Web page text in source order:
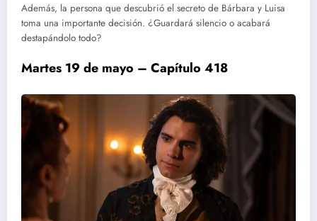
Además, la persona que descubrió el secreto de Bárbara y Luisa
toma una importante decisión. ¿Guardará silencio o acabará
destapándolo todo?
Martes 19 de mayo – Capítulo 418